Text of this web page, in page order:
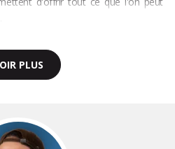
PLUS